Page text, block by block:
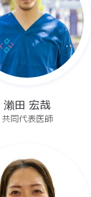
瀨田 宏哉
共同代表医師